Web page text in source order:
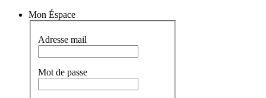
Mon Éspace
Adresse mail
Mot de passe